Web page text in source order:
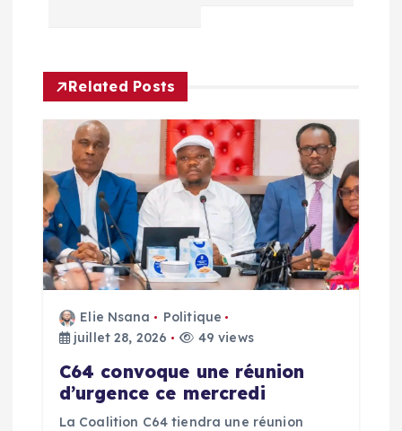
t
n
d
e
Related Posts
Elie Nsana
Politique
juillet 28, 2026
49 views
C64 convoque une réunion
d’urgence ce mercredi
La Coalition C64 tiendra une réunion